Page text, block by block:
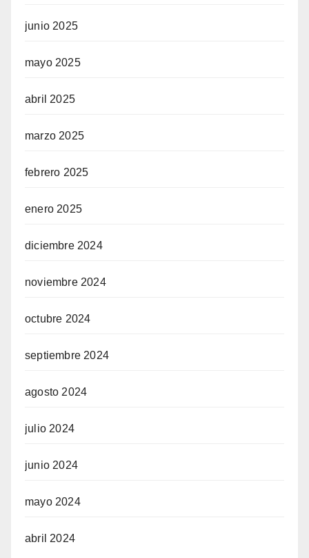
junio 2025
mayo 2025
abril 2025
marzo 2025
febrero 2025
enero 2025
diciembre 2024
noviembre 2024
octubre 2024
septiembre 2024
agosto 2024
julio 2024
junio 2024
mayo 2024
abril 2024